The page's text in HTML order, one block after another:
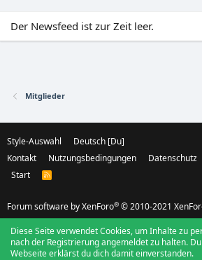
Der Newsfeed ist zur Zeit leer.
Mitglieder
Style-Auswahl
Deutsch [Du]
Kontakt
Nutzungsbedingungen Datenschutz
Start
R
S
Forum software by XenForo® © 2010-2021
Diese Seite verwendet Cookies, um Inhalte zu
nach der Registrierung angemeldet zu halten.
Webseite erklärst du dich damit einverstanden.